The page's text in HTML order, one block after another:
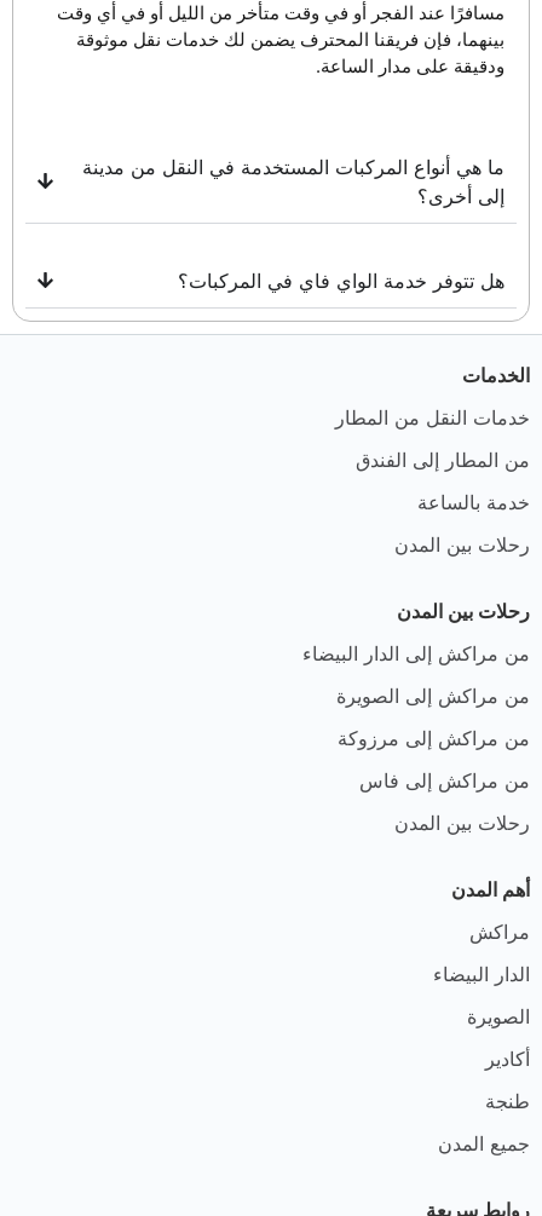
مسافرًا عند الفجر أو في وقت متأخر من الليل أو في أي وقت
بينهما، فإن فريقنا المحترف يضمن لك خدمات نقل موثوقة
ودقيقة على مدار الساعة.
ما هي أنواع المركبات المستخدمة في النقل من مدينة
إلى أخرى؟
هل تتوفر خدمة الواي فاي في المركبات؟
الخدمات
خدمات النقل من المطار
من المطار إلى الفندق
خدمة بالساعة
رحلات بين المدن
رحلات بين المدن
من مراكش إلى الدار البيضاء
من مراكش إلى الصويرة
من مراكش إلى مرزوكة
من مراكش إلى فاس
رحلات بين المدن
أهم المدن
مراكش
الدار البيضاء
الصويرة
أكادير
طنجة
جميع المدن
روابط سريعة